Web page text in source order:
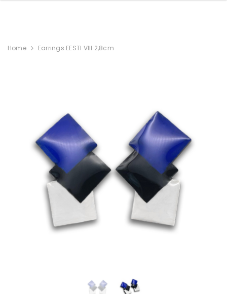
Home Earrings EESTI VIII 2,8cm